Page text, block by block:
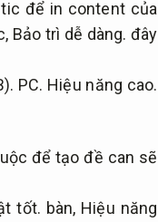
để in content của
Bảo trì dễ dàng. đây
PC. Hiệu năng cao.
để tạo đề can sẽ
tốt. bàn, Hiệu năng